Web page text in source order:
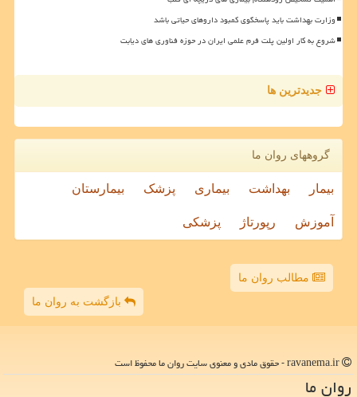
وزارت بهداشت باید پاسخگوی کمبود داروهای حیاتی باشد
شروع به کار اولین پلت فرم علمی ایران در حوزه فناوری های دیابت
جدیدترین ها
گروههای روان ما
بیمار بهداشت بیماری پزشک بیمارستان
آموزش رپورتاژ پزشکی
مطالب روان ما
بازگشت به روان ما
روان ما